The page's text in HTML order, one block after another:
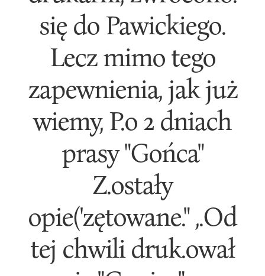
się do Pawickiego.
Lecz mimo tego
zapewnienia, jak już
wiemy, P.o 2 dniach
prasy "Gońca"
Z.ostały
opie('zętowane." ,.Od
tej chwili druk.ował